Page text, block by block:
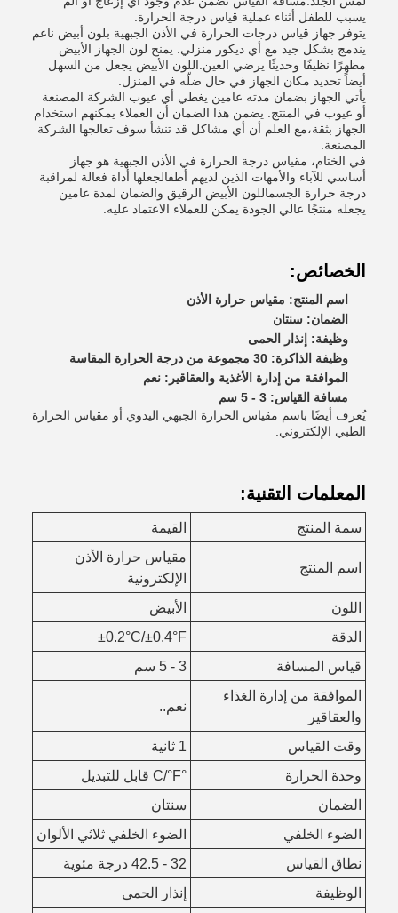
يسبب للطفل أثناء عملية قياس درجة الحرارة.
يتوفر جهاز قياس درجات الحرارة في الأذن الجبهية بلون أبيض ناعم
يندمج بشكل جيد مع أي ديكور منزلي. يمنح لون الجهاز الأبيض
مظهرًا نظيفًا وحديثًا يرضي العين.اللون الأبيض يجعل من السهل
أيضاً تحديد مكان الجهاز في حال ضلّه في المنزل.
يأتي الجهاز بضمان مدته عامين يغطي أي عيوب الشركة المصنعة
أو عيوب في المنتج. يضمن هذا الضمان أن العملاء يمكنهم استخدام
الجهاز بثقة،مع العلم أن أي مشاكل قد تنشأ سوف تعالجها الشركة
المصنعة.
في الختام، مقياس درجة الحرارة في الأذن الجبهية هو جهاز
أساسي للآباء والأمهات الذين لديهم أطفالجعلها أداة فعالة لمراقبة
درجة حرارة الجسماللون الأبيض الرقيق والضمان لمدة عامين
يجعله منتجًا عالي الجودة يمكن للعملاء الاعتماد عليه.
الخصائص:
اسم المنتج: مقياس حرارة الأذن
الضمان: سنتان
وظيفة: إنذار الحمى
وظيفة الذاكرة: 30 مجموعة من درجة الحرارة المقاسة
الموافقة من إدارة الأغذية والعقاقير: نعم
مسافة القياس: 3 - 5 سم
يُعرف أيضًا باسم مقياس الحرارة الجبهي اليدوي أو مقياس الحرارة
الطبي الإلكتروني.
المعلمات التقنية:
سمة المنتج القيمة
اسم المنتج
مقياس حرارة الأذن
الإلكترونية
اللون
الأبيض
الدقة
±0.2°C/±0.4°F
قياس المسافة
3 - 5 سم
الموافقة من إدارة الغذاء
والعقاقير
نعم..
وقت القياس
1 ثانية
وحدة الحرارة
°C/°F قابل للتبديل
الضمان
سنتان
الضوء الخلفي
الضوء الخلفي ثلاثي الألوان
نطاق القياس
32 - 42.5 درجة مئوية
الوظيفة
إنذار الحمى